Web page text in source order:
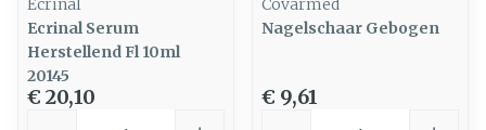
Ecrinal
Ecrinal Serum
Herstellend Fl 10ml
20145
€ 20,10
Covarmed
Nagelschaar Gebogen
€ 9,61